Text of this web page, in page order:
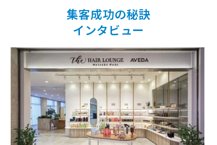
集客成功の秘訣
インタビュー